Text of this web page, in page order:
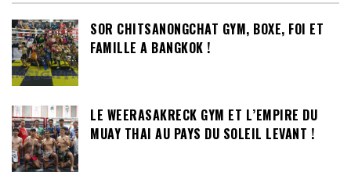
SOR CHITSANONGCHAT GYM, BOXE, FOI ET
FAMILLE A BANGKOK !
LE WEERASAKRECK GYM ET L’EMPIRE DU
MUAY THAI AU PAYS DU SOLEIL LEVANT !